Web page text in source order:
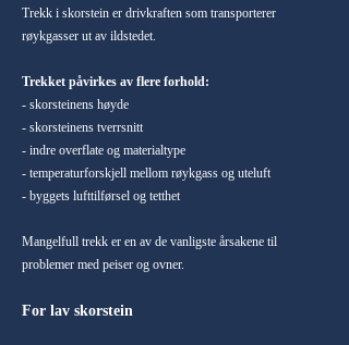
Trekk i skorstein er drivkraften som transporterer
røykgasser ut av ildstedet.
Trekket påvirkes av flere forhold:
- skorsteinens høyde
- skorsteinens tverrsnitt
- indre overflate og materialtype
- temperaturforskjell mellom røykgass og uteluft
- byggets lufttilførsel og tetthet
Mangelfull trekk er en av de vanligste årsakene til
problemer med peiser og ovner.
For lav skorstein